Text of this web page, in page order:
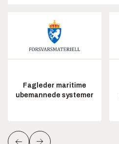
Fagleder maritime
ubemannede systemer